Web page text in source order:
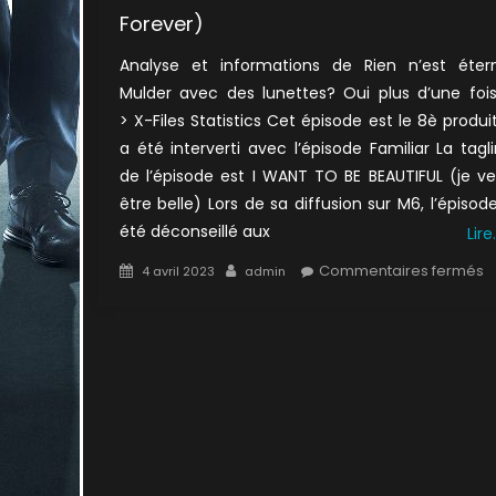
Forever)
Analyse et informations de Rien n’est
Mulder avec des lunettes? Oui plus d’une
> X-Files Statistics Cet épisode est le 8è
a été interverti avec l’épisode Familiar La
de l’épisode est I WANT TO BE BEAUTIFUL (je
être belle) Lors de sa diffusion sur M6,
été déconseillé aux
Posted
4 avril 2023 Author
admin Commentaires ferméssur